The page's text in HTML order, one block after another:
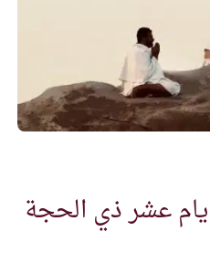
عشر ذي الحجة